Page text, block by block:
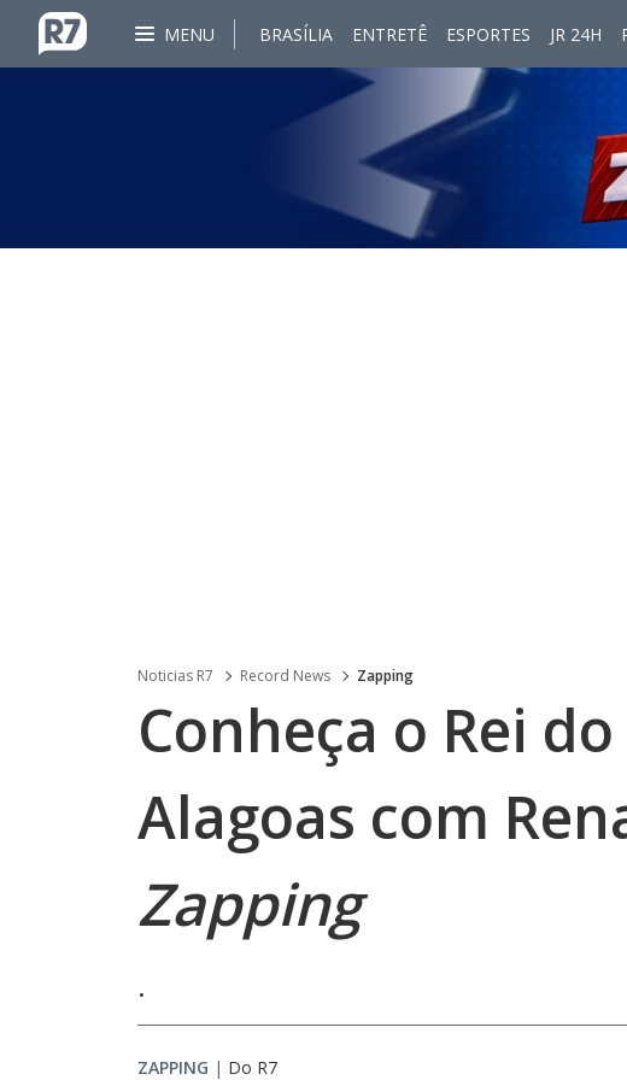
MENU BRASÍLIA ENTRETÊ ESPORTES JR 24H
Noticias R7 Record News Zapping
Conheça o Rei
Alagoas com
Zapping
.
ZAPPING | Do R7